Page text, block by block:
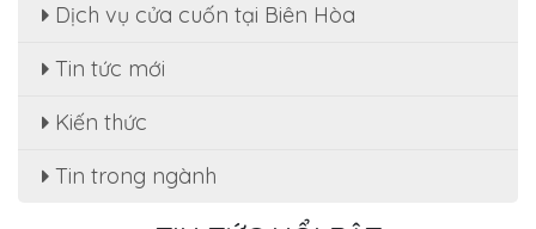
Dịch vụ cửa cuốn tại Biên Hòa
Tin tức mới
Kiến thức
Tin trong ngành
Dịch Vụ Sửa Chữa Cửa Cuốn Phường Tân Hiệp,
Sửa cửa cuốn Phường An Bình - Biên Hòa uy tín